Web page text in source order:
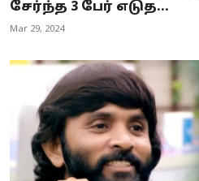
சேர்ந்த 3 பேர் எடுத...
Mar 29, 2024